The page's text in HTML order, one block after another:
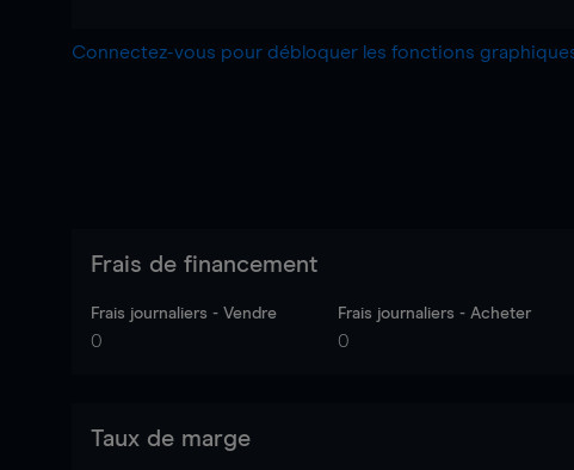
Connectez-vous pour débloquer les fonctions
Frais de financement
Frais journaliers - Vendre
0
Frais journaliers - Acheter
0
Taux de marge